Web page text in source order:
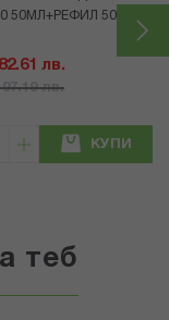
50МЛ+РЕФИЛ 50МЛ
лв.
лв.
КУПИ
теб